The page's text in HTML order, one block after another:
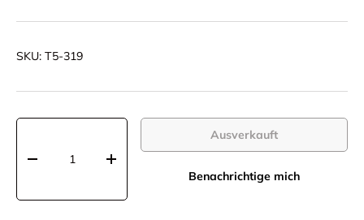
SKU: T5-319
Anzahl
+
Ausverkauft
Benachrichtige mich